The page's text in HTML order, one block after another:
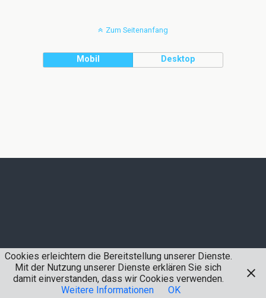
Zum Seitenanfang
Mobil Desktop
Cookies erleichtern die Bereitstellung unserer Dienste.
Mit der Nutzung unserer Dienste erklären Sie sich
damit einverstanden, dass wir Cookies verwenden.
Weitere Informationen
OK